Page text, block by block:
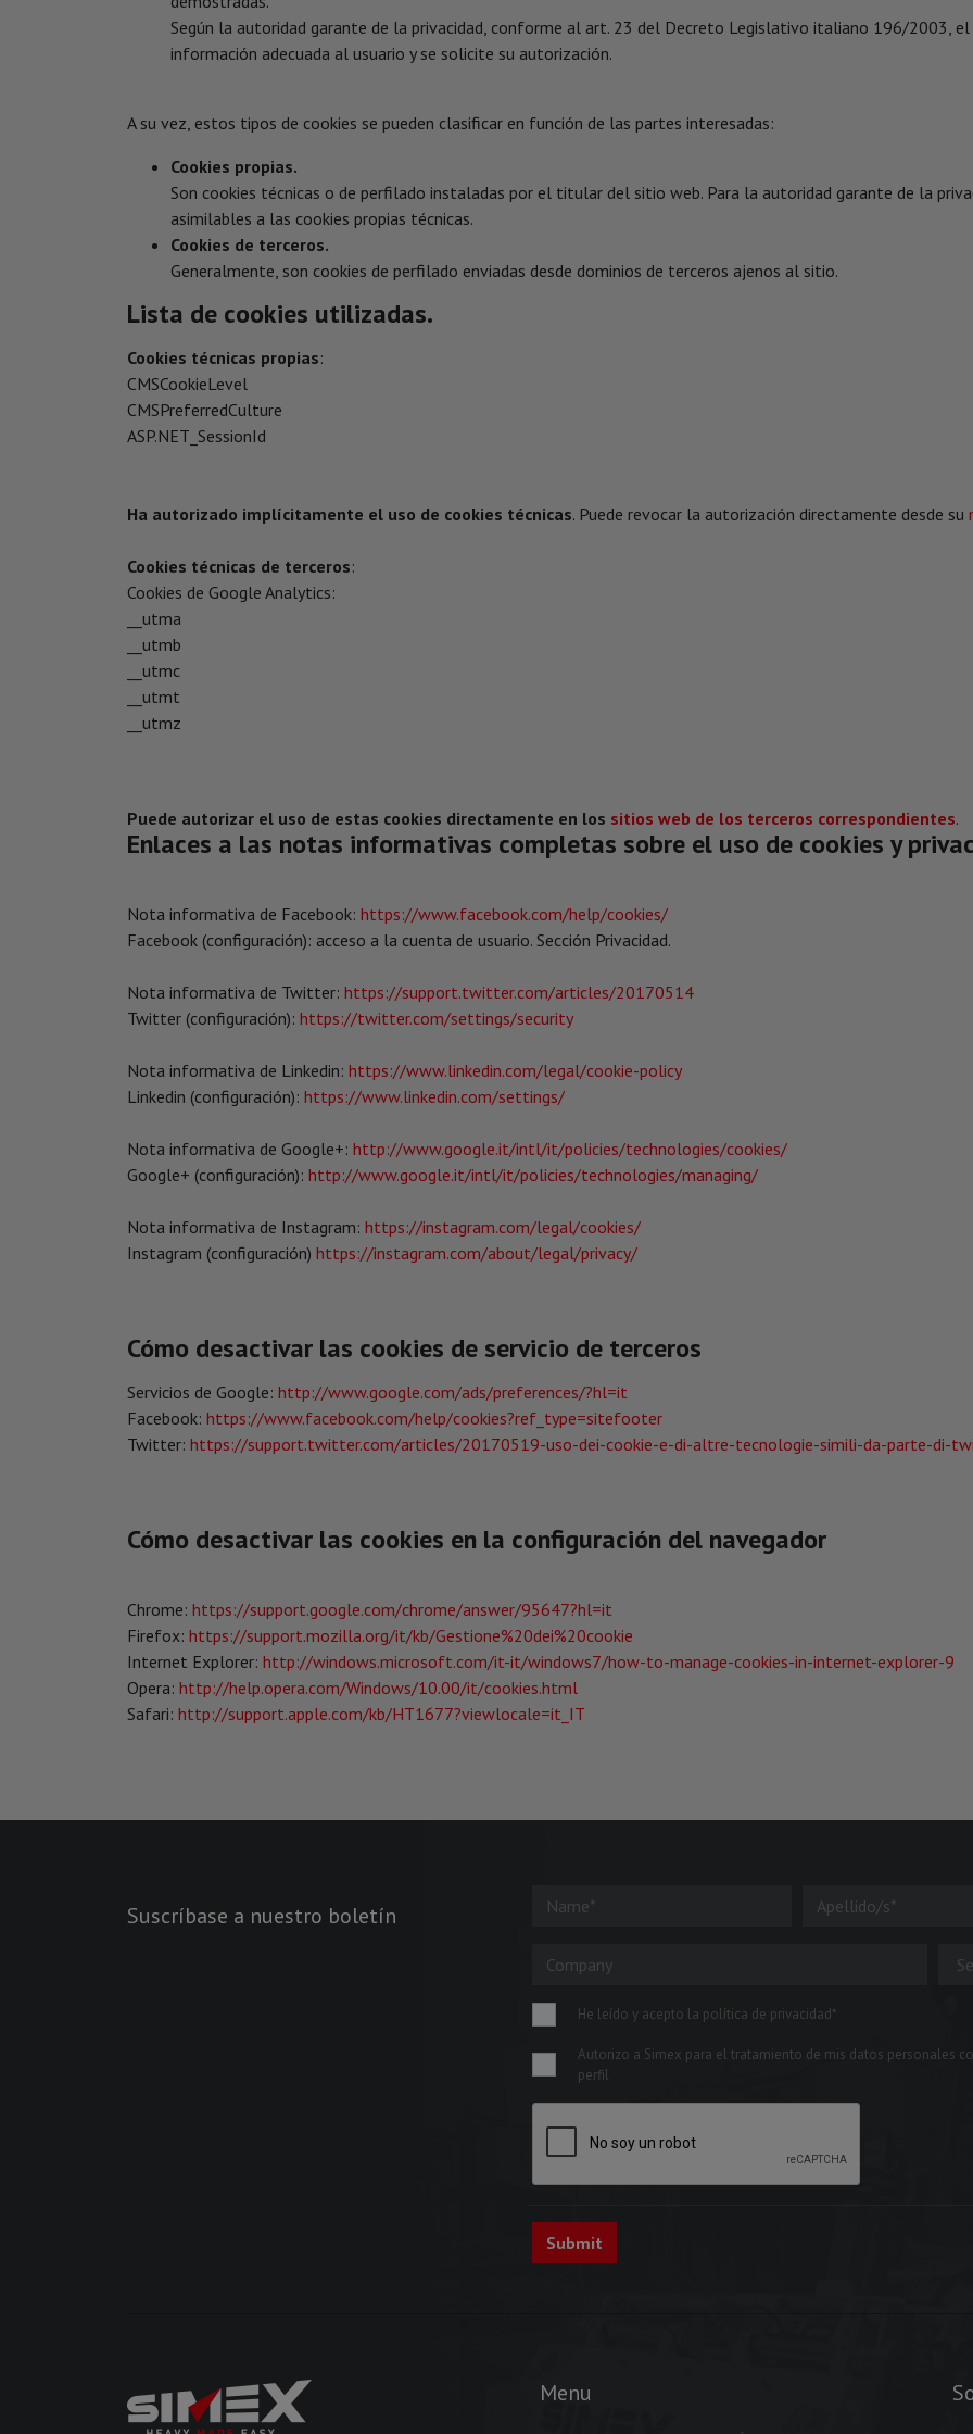
Según la autoridad garante de la privacidad, conforme al art. 23 del Decreto Legislativo italiano 196/2003, el
información adecuada al usuario y se solicite su autorización.
A su vez, estos tipos de cookies se pueden clasificar en función de las partes interesadas:
Cookies propias.
Son cookies técnicas o de perfilado instaladas por el titular del sitio web. Para la autoridad garante de la
asimilables a las cookies propias técnicas.
Cookies de terceros.
Generalmente, son cookies de perfilado enviadas desde dominios de terceros ajenos al sitio.
Lista de cookies utilizadas.
Cookies técnicas propias:
CMSCookieLevel
CMSPreferredCulture
ASP.NET_SessionId
Ha autorizado implícitamente el uso de cookies técnicas. Puede revocar la autorización directamente desde su
Cookies técnicas de terceros:
Cookies de Google Analytics:
__utma
__utmb
__utmc
__utmt
__utmz
Puede autorizar el uso de estas cookies directamente en los sitios web de los terceros correspondientes.
Enlaces a las notas informativas completas sobre el uso de cookies y
Nota informativa de Facebook: https://www.facebook.com/help/cookies/
Facebook (configuración): acceso a la cuenta de usuario. Sección Privacidad.
Nota informativa de Twitter: https://support.twitter.com/articles/20170514
Twitter (configuración): https://twitter.com/settings/security
Nota informativa de Linkedin: https://www.linkedin.com/legal/cookie-policy
Linkedin (configuración): https://www.linkedin.com/settings/
Nota informativa de Google+: http://www.google.it/intl/it/policies/technologies/cookies/
Google+ (configuración): http://www.google.it/intl/it/policies/technologies/managing/
Nota informativa de Instagram: https://instagram.com/legal/cookies/
Instagram (configuración) https://instagram.com/about/legal/privacy/
Cómo desactivar las cookies de servicio de terceros
Servicios de Google: http://www.google.com/ads/preferences/?hl=it
Facebook: https://www.facebook.com/help/cookies?ref_type=sitefooter
Twitter: https://support.twitter.com/articles/20170519-uso-dei-cookie-e-di-altre-tecnologie-simili-da-parte-di-
Cómo desactivar las cookies en la configuración del navegador
Chrome: https://support.google.com/chrome/answer/95647?hl=it
Firefox: https://support.mozilla.org/it/kb/Gestione%20dei%20cookie
Internet Explorer: http://windows.microsoft.com/it-it/windows7/how-to-manage-cookies-in-internet-explorer-9
Opera: http://help.opera.com/Windows/10.00/it/cookies.html
Safari: http://support.apple.com/kb/HT1677?viewlocale=it_IT
Suscríbase a nuestro boletín
He leído y acepto la política de privacidad*
Autorizo a Simex para el tratamiento de mis datos personales
perfil
Menu